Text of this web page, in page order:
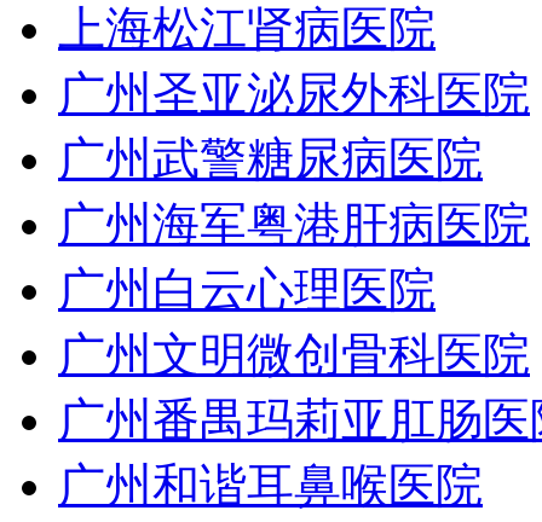
上海松江肾病医院
广州圣亚泌尿外科医院
广州武警糖尿病医院
广州海军粤港肝病医院
广州白云心理医院
广州文明微创骨科医院
广州番禺玛莉亚肛肠医
广州和谐耳鼻喉医院